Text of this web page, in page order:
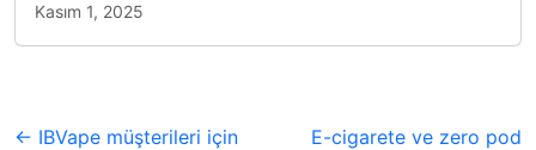
Kasım 1, 2025
← IBVape müşterileri için
E-cigarete ve zero pod